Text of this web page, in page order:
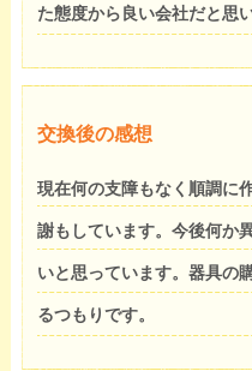
た態度から良い会社だと思
交換後の感想
現在何の支障もなく順調に
謝もしています。今後何か
いと思っています。器具の
るつもりです。